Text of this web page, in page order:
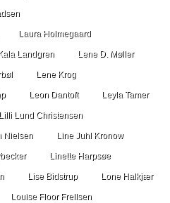
Laura Holmegaard
Landgren Lene D. Møller
Lene Krog
Leon Dantoft Leyla Tamer
Lilli Lund Christensen
Nielsen Line Juhl Kronow
Linette Harpsøe
Lise Bidstrup Lone Halkjær
Louise Floor Frellsen